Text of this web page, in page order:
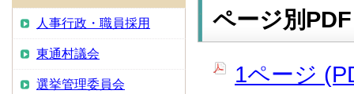
ページ別PDF
1ページ
人事行政・職員採用
東通村議会
選挙管理委員会